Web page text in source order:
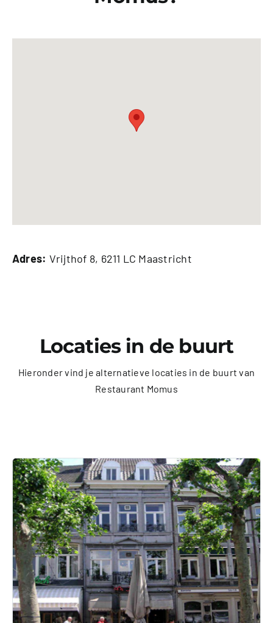
Adres: Vrijthof 8, 6211 LC Maastricht
Locaties in de buurt
Hieronder vind je alternatieve locaties in de buurt van
Restaurant Momus